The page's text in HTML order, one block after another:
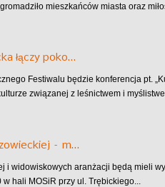
mieszkańców miasta oraz
łączy poko…
Festiwalu będzie konferencja pt.
związanej z leśnictwem i
– m…
i widowiskowych aranżacji będą mieli
hali MOSiR przy ul. Trębickiego...